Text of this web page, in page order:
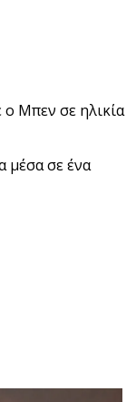
ο Μπεν σε ηλικία
μέσα σε ένα